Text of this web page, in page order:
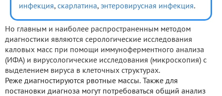
инфекция, скарлатина, энтеровирусная инфекция.
Но главным и наиболее распространенным методом
диагностики являются серологические исследования
каловых масс при помощи иммуноферментного анализа
(ИФА) и вирусологические исследования (микроскопия) с
выделением вируса в клеточных структурах.
Реже диагностируются рвотные массы. Также для
постановки диагноза могут потребоваться общий анализ